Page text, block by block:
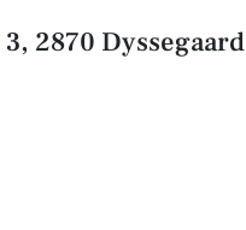
2870 Dyssegaard